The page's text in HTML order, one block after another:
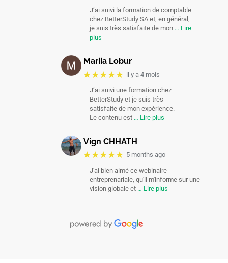
J’ai suivi la formation de comptable
chez BetterStudy SA et, en général,
je suis très satisfaite de mon … Lire
plus
Mariia Lobur
★★★★★ il y a 4 mois
J’ai suivi une formation chez
BetterStudy et je suis très
satisfaite de mon expérience.
Le contenu est … Lire plus
Vign CHHATH
★★★★★ 5 months ago
J'ai bien aimé ce webinaire
entreprenariale, qu'il m'informe sur une
vision globale et … Lire plus